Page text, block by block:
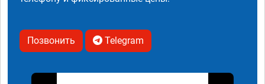
Позвонить Telegram